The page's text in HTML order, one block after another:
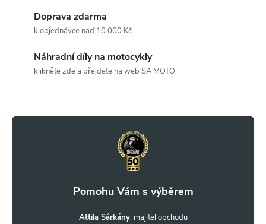
Doprava zdarma
k objednávce nad 10 000 Kč
Náhradní díly na motocykly
klikněte zde a přejdete na web SA MOTO
Attila Sárkány